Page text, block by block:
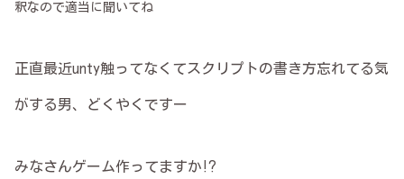
釈なので適当に聞いてね
正直最近unty触ってなくてスクリプトの書き方忘れてる気
がする男、どくやくですー
みなさんゲーム作ってますか⁉︎